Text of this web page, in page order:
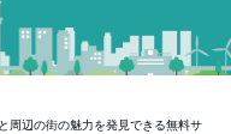
周辺の街の魅力を発見できる無料サ